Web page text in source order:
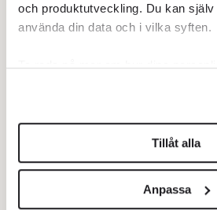
och produktutveckling. Du kan
använda din data och i vilka syften.
Ta reda på mer om hur dina
Du kan ändra eller dra tillbaka ditt
helst från cookie-förklaringen.
Vi använder enhetsidentifierare för
för sociala medier och analysera
Tillåt alla
Anpassa